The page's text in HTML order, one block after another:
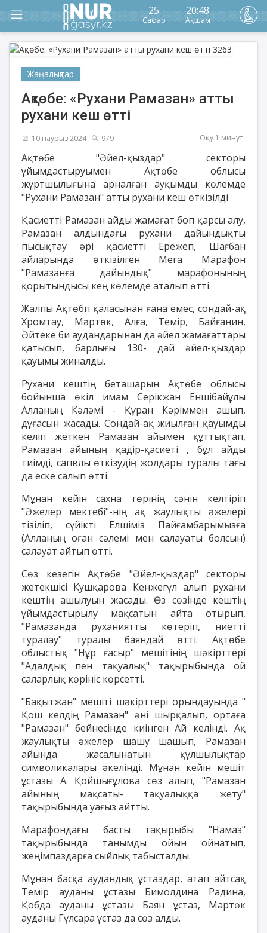
25
Сафар
20:48
Ақшам
Жаңалықтар
Ақтөбе: «Рухани Рамазан» атты
рухани кеш өтті
10 наурыз 2024 979 Оқу 1 минут
Ақтөбе "Әйел-қыздар" секторы
ұйымдастыруымен Ақтөбе облысы
жұртшылығына арналған ауқымды көлемде
"Рухани Рамазан" атты рухани кеш өткізілді
Қасиетті Рамазан айды жамағат боп қарсы алу,
Рамазан алдындағы рухани дайындықты
пысықтау әрі қасиетті Ережеп, Шағбан
айларында өткізілген Мега Марафон
"Рамазанға дайындық" марафонының
қорытындысы кең көлемде аталып өтті.
Жалпы Ақтөбп қаласынан ғана емес, сондай-ақ
Хромтау, Мәртөк, Алға, Темір, Байғанин,
Әйтеке би аудандарынан да әйел жамағаттары
қатысып, барлығы 130- дай әйел-қыздар
қауымы жиналды.
Рухани кештің беташарын Ақтөбе облысы
бойынша өкіл имам Серікжан Еншібайұлы
Алланың Кәләмі - Құран Кәріммен ашып,
дұғасын жасады. Сондай-ақ жиылған қауымды
келіп жеткен Рамазан айымен құттықтап,
Рамазан айының қадір-қасиеті , бұл айды
тиімді, сапвлы өткізудің жолдары туралы тағы
да еске салып өтті.
Мұнан кейін сахна төрінің сәнін келтіріп
"Әжелер мектебі"-нің ақ жаулықты әжелері
тізіліп, сүйікті Елшіміз Пайғамбарымызға
(Алланың оған сәлемі мен салауаты болсын)
салауат айтып өтті.
Сөз кезегін Ақтөбе "Әйел-қыздар" секторы
жетекшісі Кушқарова Кенжегүл алып рухани
кештің ашылуын жасады. Өз сөзінде кештің
ұйымдастырылу мақсатын айта отырып,
"Рамазанда руханиятты көтеріп, ниетті
туралау" туралы баяндай өтті. Ақтөбе
облыстық "Нұр ғасыр" мешітінің шәкірттері
"Адалдық пен тақуалық" тақырыбында ой
саларлық көрініс көрсетті.
"Бақытжан" мешіті шәкірттері орындауында "
Қош келдің Рамазан" әні шырқалып, ортаға
"Рамазан" бейнесінде киінген Ай келінді. Ақ
жаулықты әжелер шашу шашып, Рамазан
айында жасалынатын құлшылықтар
символикалары әкелінді. Мұнан кейін мешіт
ұстазы А. Қойшығұлова сөз алып, "Рамазан
айының мақсаты- тақуалыққа жету"
тақырыбында уағыз айтты.
Марафондағы басты тақырыбы "Намаз"
тақырыбында танымды ойын ойнатып,
жеңімпаздарға сыйлық табысталды.
Мұнан басқа аудандық ұстаздар, атап айтсақ
Темір ауданы ұстазы Бимолдина Радина,
Қобда ауданы ұстазы Баян ұстаз, Мартөк
ауданы Гүлсара ұстаз да сөз алды.